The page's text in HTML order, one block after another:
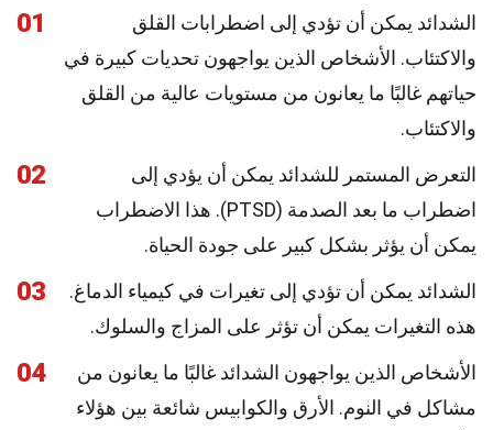
01
الشدائد يمكن أن تؤدي إلى اضطرابات القلق
والاكتئاب. الأشخاص الذين يواجهون تحديات كبيرة في
حياتهم غالبًا ما يعانون من مستويات عالية من القلق
والاكتئاب.
02
التعرض المستمر للشدائد يمكن أن يؤدي إلى
اضطراب ما بعد الصدمة (PTSD). هذا الاضطراب
يمكن أن يؤثر بشكل كبير على جودة الحياة.
03
الشدائد يمكن أن تؤدي إلى تغيرات في كيمياء الدماغ.
هذه التغيرات يمكن أن تؤثر على المزاج والسلوك.
04
الأشخاص الذين يواجهون الشدائد غالبًا ما يعانون من
مشاكل في النوم. الأرق والكوابيس شائعة بين هؤلاء